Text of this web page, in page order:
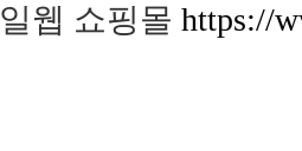
일웹 쇼핑몰 https://